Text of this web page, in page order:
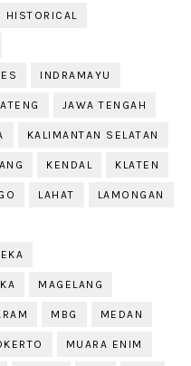
HISTORICAL
INDRAMAYU
JAWA TENGAH
KALIMANTAN SELATAN
KENDAL KLATEN
LAHAT LAMONGAN
MAGELANG
MBG MEDAN
MUARA ENIM